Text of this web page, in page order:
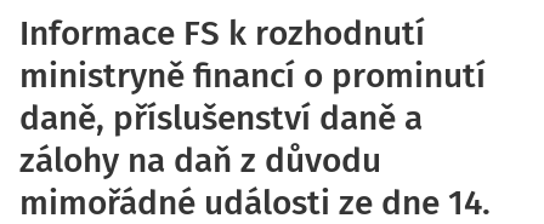
Informace FS k rozhodnutí
ministryně financí o prominutí
daně, příslušenství daně a
zálohy na daň z důvodu
mimořádné události ze dne 14.